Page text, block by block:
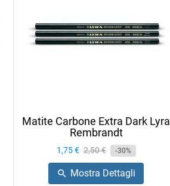
Matite Carbone Extra Dark Lyra
Rembrandt
Prezzo
1,75 € Prezzo
base
2,50 € -30%
 Mostra Dettagli